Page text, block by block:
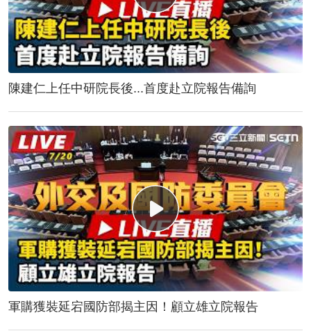
陳建仁上任中研院長後...首度赴立院報告備詢
軍購獲裝延宕國防部揭主因！顧立雄立院報告